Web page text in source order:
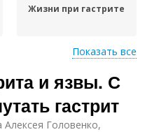
Жизни при гастрите
Гастрит по этиологии
Показать все
и язвы. С
гастрит
Алексея Головенко,